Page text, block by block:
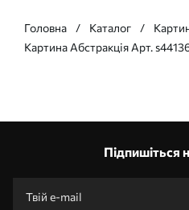
Головна Каталог
Картина Абстракція Арт.
Підпишіться